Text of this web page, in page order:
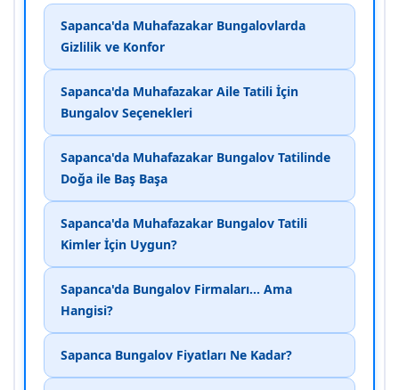
Sapanca'da Muhafazakar Bungalovlarda
Gizlilik ve Konfor
Sapanca'da Muhafazakar Aile Tatili İçin
Bungalov Seçenekleri
Sapanca'da Muhafazakar Bungalov Tatilinde
Doğa ile Baş Başa
Sapanca'da Muhafazakar Bungalov Tatili
Kimler İçin Uygun?
Sapanca'da Bungalov Firmaları... Ama
Hangisi?
Sapanca Bungalov Fiyatları Ne Kadar?